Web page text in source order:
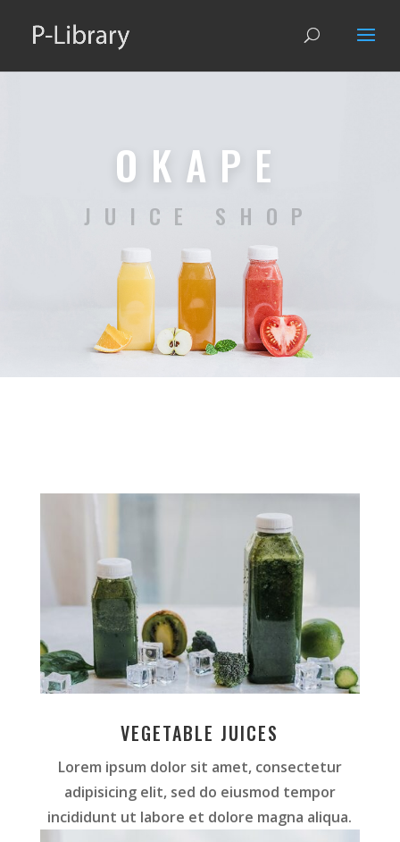
OKAPE
JUICE SHOP
VEGETABLE JUICES
Lorem ipsum dolor sit amet, consectetur
adipisicing elit, sed do eiusmod tempor
incididunt ut labore et dolore magna aliqua.